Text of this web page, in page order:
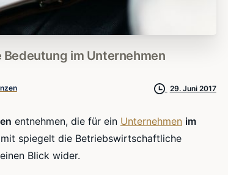
Bedeutung im Unternehmen
29. Juni 2017
entnehmen, die für ein Unternehmen im
spiegelt die Betriebswirtschaftliche
Blick wider.